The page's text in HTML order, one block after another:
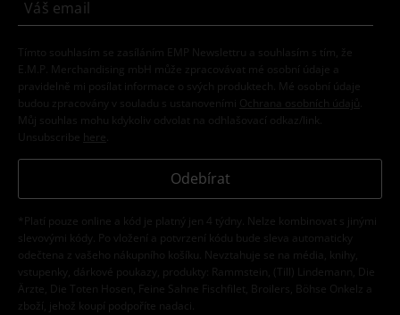
Tímto souhlasím se zasíláním EMP Newslettru a souhlasím s tím, že
E.M.P. Merchandising mbH může zpracovávat mé osobní údaje a
pravidelně mi posílat informace o svých produktech. Mé osobní údaje
budou zpracovány v souladu s ustanoveními
Ochrana osobních údajů
Můj souhlas mohu kdykoliv odvolat na odhlašovací odkaz/link.
Unsubscribe here
Odebírat
*Platí pouze online a kód je platný jen 4 týdny. Nelze kombinovat s jinými
slevovými kódy. Po vložení a potvrzení kódu bude sleva automaticky
odečtena z vašeho nákupního košíku. Nevztahuje se na média, knihy,
vstupenky, dárkové poukazy, produkty: Rammstein, (Till) Lindemann, Die
Ärzte, Die Toten Hosen, Feine Sahne Fischfilet, Broilers, Böhse Onkelz a
zboží, jehož koupí podpoříte nadaci.